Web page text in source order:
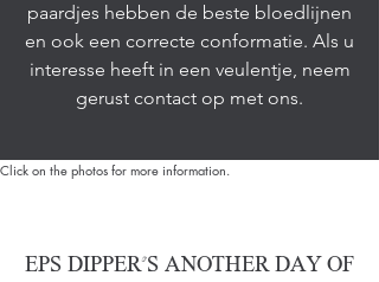
paardjes hebben de beste bloedlijnen
en ook een correcte conformatie. Als u
interesse heeft in een veulentje, neem
gerust contact op met ons.
Click on the photos for more information.
EPS DIPPER'S ANOTHER DAY OF